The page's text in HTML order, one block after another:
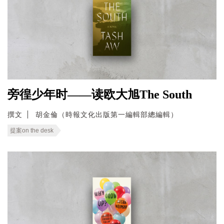
旁徨少年时——读欧大旭The South
撰文 胡金倫（時報文化出版第一編輯部總編輯）
提案on the desk